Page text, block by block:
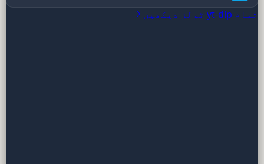
تمام yt-dlp ٹولز دیکھیں